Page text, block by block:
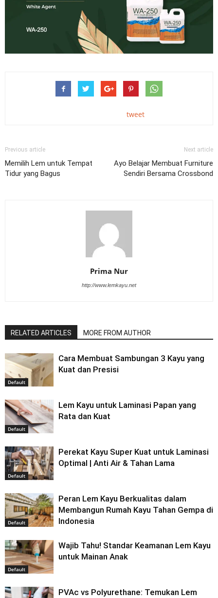
tweet
Previous article
Memilih Lem untuk Tempat
Tidur yang Bagus
Next article
Ayo Belajar Membuat Furniture
Sendiri Bersama Crossbond
Prima Nur
http://www.lemkayu.net
RELATED ARTICLES MORE FROM AUTHOR
Default
Cara Membuat Sambungan 3 Kayu yang
Kuat dan Presisi
Default
Lem Kayu untuk Laminasi Papan yang
Rata dan Kuat
Default
Perekat Kayu Super Kuat untuk Laminasi
Optimal | Anti Air & Tahan Lama
Default
Peran Lem Kayu Berkualitas dalam
Membangun Rumah Kayu Tahan Gempa di
Indonesia
Default
Wajib Tahu! Standar Keamanan Lem Kayu
untuk Mainan Anak
PVAc vs Polyurethane: Temukan Lem